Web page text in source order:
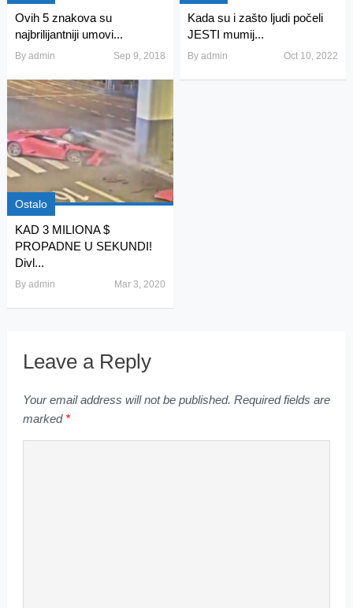
Ovih 5 znakova su
najbrilijantniji umovi...
By admin Sep 9, 2018
Kada su i zašto ljudi počeli
JESTI mumij...
Byadmin Oct 10, 2022
Ostalo
KAD 3 MILIONA $
PROPADNE U SEKUNDI!
Divl...
By admin Mar 3, 2020
Leave a Reply
Your email address will not be published. Required fields are
marked *